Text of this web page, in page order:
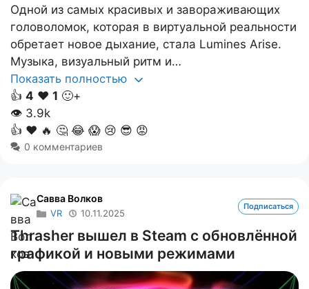
Одной из самых красивых и завораживающих
головоломок, которая в виртуальной реальности
обретает новое дыхание, стала Lumines Arise.
Музыка, визуальный ритм и…
Показать полностью
👍 4 ❤️ 1 🙂+
👁 3.9k
👍 ❤️ 🔥 🤔 😂 😱 😢 😎 😡
0 комментариев
Савва Волков
VR 10.11.2025
Подписаться
Thrasher вышел в Steam с обновлённой
графикой и новыми режимами